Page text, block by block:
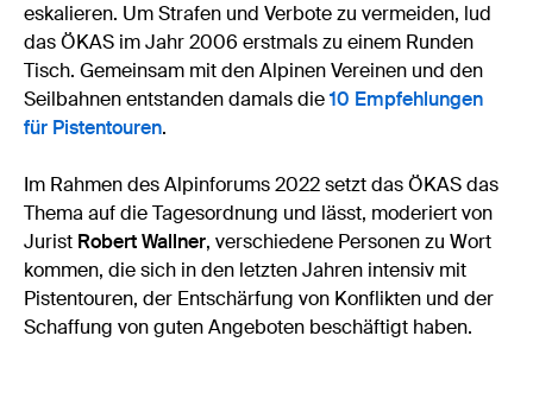
eskalieren. Um Strafen und Verbote zu vermeiden, lud
das ÖKAS im Jahr 2006 erstmals zu einem Runden
Tisch. Gemeinsam mit den Alpinen Vereinen und den
Seilbahnen entstanden damals die10 Empfehlungen
für Pistentouren.
Im Rahmen des Alpinforums 2022 setzt das ÖKAS das
Thema auf die Tagesordnung und lässt, moderiert von
Jurist Robert Wallner, verschiedene Personen zu Wort
kommen, die sich in den letzten Jahren intensiv mit
Pistentouren, der Entschärfung von Konflikten und der
Schaffung von guten Angeboten beschäftigt haben.